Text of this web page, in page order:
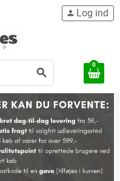
search
person Log ind
0